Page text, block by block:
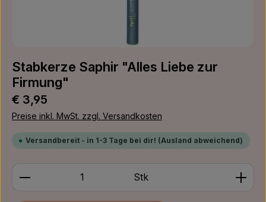
Stabkerze Saphir "Alles Liebe zur
Firmung"
Regulärer Preis:
€ 3,95
Preise inkl. MwSt. zzgl. Versandkosten
Versandbereit - in 1-3 Tage bei dir! (Ausland abweichend)
Produkt Anzahl: Gib den gewünschten Wert ein
Stk